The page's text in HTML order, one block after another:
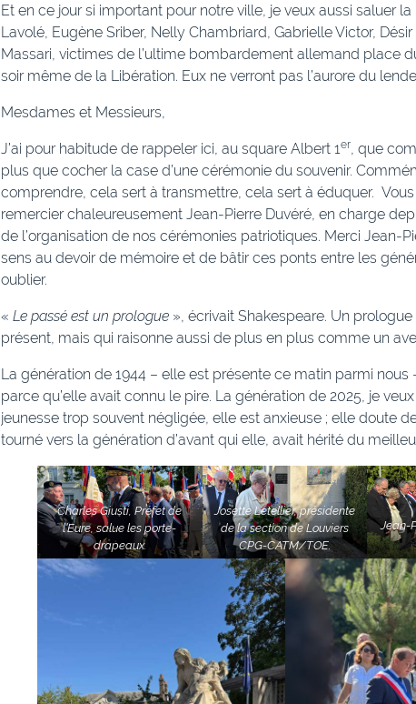
Et en ce jour si important pour notre ville, je veux aussi saluer
Lavolé, Eugène Sriber, Nelly Chambriard, Gabrielle Victor,
Massari, victimes de l’ultime bombardement allemand place
soir même de la Libération. Eux ne verront pas l’aurore du
Mesdames et Messieurs,
J’ai pour habitude de rappeler ici, au square Albert 1er , que
plus que cocher la case d’une cérémonie du souvenir.
comprendre, cela sert à transmettre, cela sert à éduquer.
remercier chaleureusement Jean-Pierre Duvéré, en charge
de l’organisation de nos cérémonies patriotiques. Merci Jean-
sens au devoir de mémoire et de bâtir ces ponts entre les
oublier.
« Le passé est un prologue », écrivait Shakespeare. Un
présent, mais qui raisonne aussi de plus en plus comme un
La génération de 1944 – elle est présente ce matin parmi nous
parce qu’elle avait connu le pire. La génération de 2025, je
jeunesse trop souvent négligée, elle est anxieuse ; elle doute
tourné vers la génération d’avant qui elle, avait hérité du
Charles Giusti, Préfet de
l’Eure, salue les porte-
drapeaux.
Josette Letellier, présidente
de la section de Louviers
CPG-CATM/TOE.
Jean-